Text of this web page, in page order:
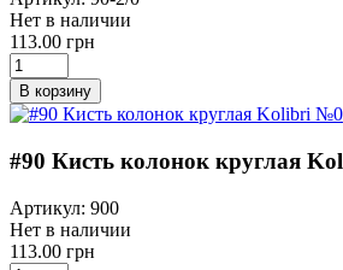
Нет в наличии
113.00 грн
В корзину
#90 Кисть колонок круглая
Артикул: 900
Нет в наличии
113.00 грн